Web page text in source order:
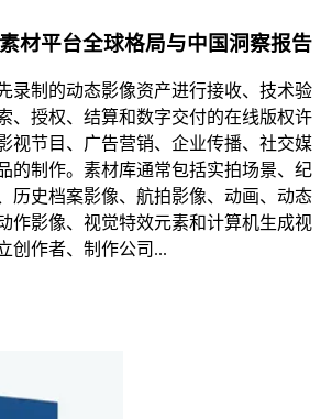
材平台全球格局与中国洞察报告
录制的动态影像资产进行接收、技术验
、授权、结算和数字交付的在线版权许
视节目、广告营销、企业传播、社交媒
的制作。素材库通常包括实拍场景、纪
历史档案影像、航拍影像、动画、动态
作影像、视觉特效元素和计算机生成视
创作者、制作公司...